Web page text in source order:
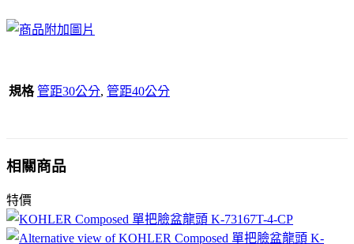
規格 管距30公分, 管距40公分
相關商品
特價